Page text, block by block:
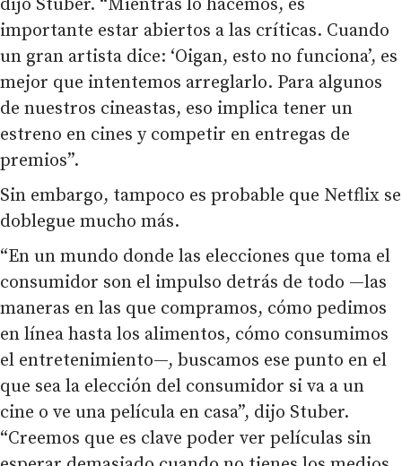
dijo Stuber. “Mientras lo hacemos, es
importante estar abiertos a las críticas. Cuando
un gran artista dice: ‘Oigan, esto no funciona’, es
mejor que intentemos arreglarlo. Para algunos
de nuestros cineastas, eso implica tener un
estreno en cines y competir en entregas de
premios”.
Sin embargo, tampoco es probable que Netflix se
doblegue mucho más.
“En un mundo donde las elecciones que toma el
consumidor son el impulso detrás de todo —las
maneras en las que compramos, cómo pedimos
en línea hasta los alimentos, cómo consumimos
el entretenimiento—, buscamos ese punto en el
que sea la elección del consumidor si va a un
cine o ve una película en casa”, dijo Stuber.
“Creemos que es clave poder ver películas sin